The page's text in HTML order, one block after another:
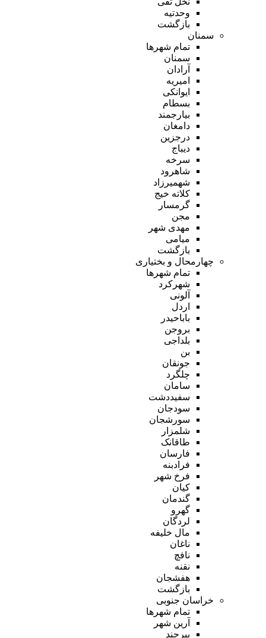
وحدتیه
بازگشت
سمنان
تمام شهر‌ها
سمنان
آرادان
امیریه
ایوانکی
بسطام
بیارجمند
دامغان
درجزین
دیباج
سرخه
شاهرود
شهمیرزاد
کلاته خیج
گرمسار
مجن
مهدی شهر
میامی
بازگشت
چهارمحال و بختیاری
تمام شهر‌ها
شهرکرد
آلونی
اردل
باباحیدر
بروجن
بلداجی
بن
جونقان
چلگرد
سامان
سفیددشت
سودجان
سورشجان
شلمزار
طاقانک
فارسان
فرادبنه
فرخ شهر
کیان
گندمان
گهرو
لردگان
مال خلیفه
ناغان
نافچ
نقنه
هفشجان
بازگشت
خراسان جنوبی
تمام شهر‌ها
آرین شهر
بیرجند